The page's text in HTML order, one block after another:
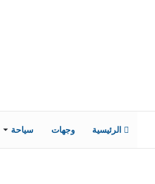
الرئيسية وجهات سياحة